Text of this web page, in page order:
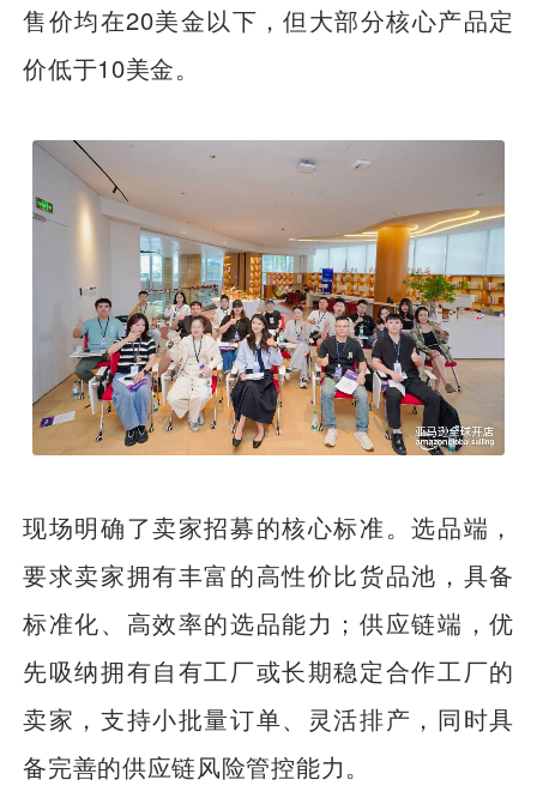
售价均在20美金以下，但大部分核心产品定
价低于10美金。
现场明确了卖家招募的核心标准。选品端，
要求卖家拥有丰富的高性价比货品池，具备
标准化、高效率的选品能力；供应链端，优
先吸纳拥有自有工厂或长期稳定合作工厂的
卖家，支持小批量订单、灵活排产，同时具
备完善的供应链风险管控能力。